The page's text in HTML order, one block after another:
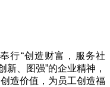
行“创造财富，服务社
新、图强”的企业精神，
造价值，为员工创造福